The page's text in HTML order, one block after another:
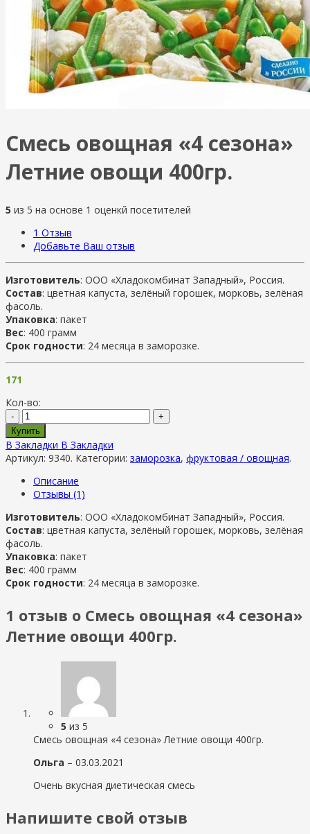
Смесь овощная «4 сезона»
Летние овощи 400гр.
5 из 5 на основе 1 оценкй посетителей
1 Отзыв
Добавьте Ваш отзыв
Изготовитель: ООО «Хладокомбинат Западный», Россия.
Состав: цветная капуста, зелёный горошек, морковь, зелёная
фасоль.
Упаковка: пакет
Вес: 400 грамм
Срок годности: 24 месяца в заморозке.
171
Кол-во:
-
+
Купить
В Закладки В Закладки
Артикул: 9340. Категории: заморозка, фруктовая / овощная.
Описание
Отзывы (1)
Изготовитель: ООО «Хладокомбинат Западный», Россия.
Состав: цветная капуста, зелёный горошек, морковь, зелёная
фасоль.
Упаковка: пакет
Вес: 400 грамм
Срок годности: 24 месяца в заморозке.
1 отзыв о Смесь овощная «4 сезона»
Летние овощи 400гр.
5 из 5
Смесь овощная «4 сезона» Летние овощи 400гр.
Ольга – 03.03.2021
Очень вкусная диетическая смесь
Напишите свой отзыв